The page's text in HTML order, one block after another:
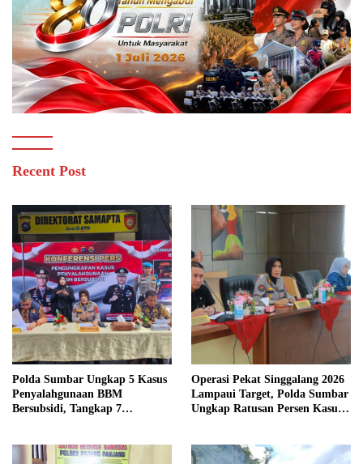
Recent Post
Polda Sumbar Ungkap 5 Kasus
Penyalahgunaan BBM
Bersubsidi, Tangkap 7
Operasi Pekat Singgalang 2026
Lampaui Target, Polda Sumbar
Ungkap Ratusan Persen Kasus